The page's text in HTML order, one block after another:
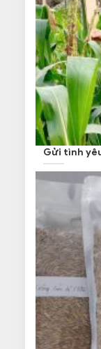
Gửi tình